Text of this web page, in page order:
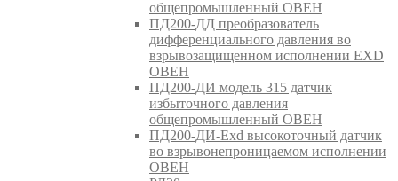
общепромышленный ОВЕН
ПД200-ДД преобразователь
дифференциального давления во
взрывозащищенном исполнении EXD
ОВЕН
ПД200-ДИ модель 315 датчик
избыточного давления
общепромышленный ОВЕН
ПД200-ДИ-Exd высокоточный датчик
во взрывонепроницаемом исполнении
ОВЕН